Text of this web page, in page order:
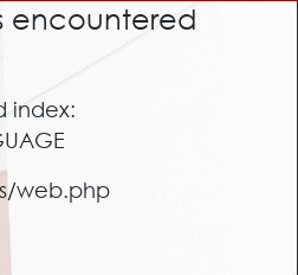
encountered
index:
web.php